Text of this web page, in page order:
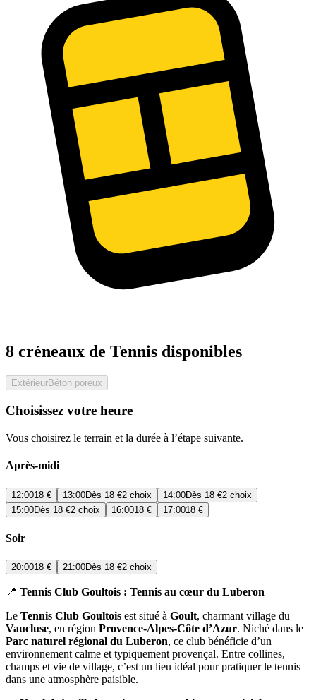
8 créneaux de Tennis disponibles
ExtérieurBéton poreux
Choisissez votre heure
Vous choisirez le terrain et la durée à l’étape suivante.
Après-midi
12:0018 € 13:00Dès 18 €2 choix 14:00Dès 18 €2 choix
15:00Dès 18 €2 choix 16:0018 € 17:0018 €
Soir
20:0018 € 21:00Dès 18 €2 choix
📍 Tennis Club Goultois : Tennis au cœur du Luberon
Le Tennis Club Goultois est situé à Goult, charmant village du
Vaucluse, en région Provence-Alpes-Côte d’Azur. Niché dans le
Parc naturel régional du Luberon, ce club bénéficie d’un
environnement calme et typiquement provençal. Entre collines,
champs et vie de village, c’est un lieu idéal pour pratiquer le tennis
dans une atmosphère paisible.